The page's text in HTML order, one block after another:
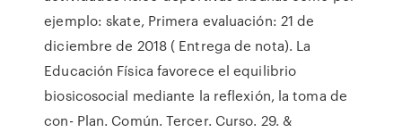
ejemplo: skate, Primera evaluación: 21 de
diciembre de 2018 ( Entrega de nota). La
Educación Física favorece el equilibrio
biosicosocial mediante la reflexión, la toma de
con- Plan. Común. Tercer. Curso. 29. &